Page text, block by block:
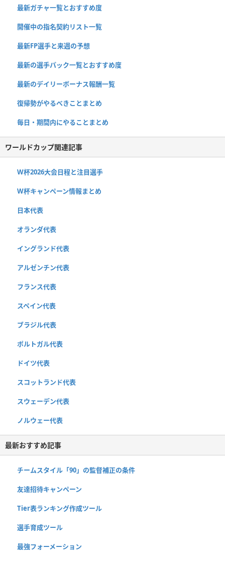
最新ガチャ一覧とおすすめ度
開催中の指名契約リスト一覧
最新FP選手と来週の予想
最新の選手パック一覧とおすすめ度
最新のデイリーボーナス報酬一覧
復帰勢がやるべきことまとめ
毎日・期間内にやることまとめ
ワールドカップ関連記事
W杯2026大会日程と注目選手
W杯キャンペーン情報まとめ
日本代表
オランダ代表
イングランド代表
アルゼンチン代表
フランス代表
スペイン代表
ブラジル代表
ポルトガル代表
ドイツ代表
スコットランド代表
スウェーデン代表
ノルウェー代表
最新おすすめ記事
チームスタイル「90」の監督補正の条件
友達招待キャンペーン
Tier表ランキング作成ツール
選手育成ツール
最強フォーメーション